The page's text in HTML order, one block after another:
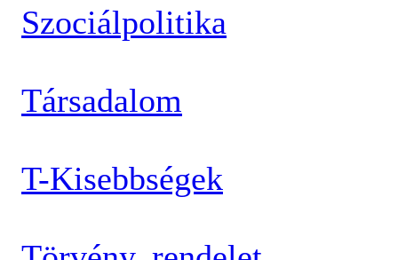
Szociálpolitika
Társadalom
T-Kisebbségek